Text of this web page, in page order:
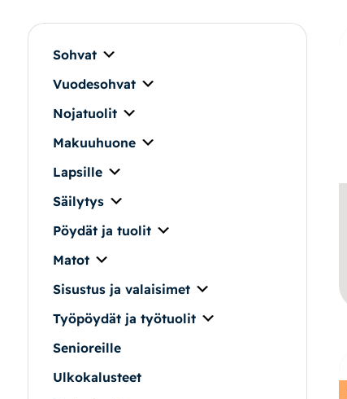
Pöydät ja tuolit
Säilytys
Työpöydät ja työtuolit
Matot
Ulkokalusteet
Valaisimet
Vuodesohvat
Senioreille
Sohvat
Vuodesohvat
Nojatuolit
Makuuhuone
Lapsille
Säilytys
Pöydät ja tuolit
Matot
Sisustus ja valaisimet
Työpöydät ja työtuolit
Senioreille
Ulkokalusteet